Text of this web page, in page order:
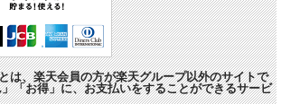
は、楽天会員の方が楽天グループ以外のサイトで
「お得」に、お支払いをすることができるサービ